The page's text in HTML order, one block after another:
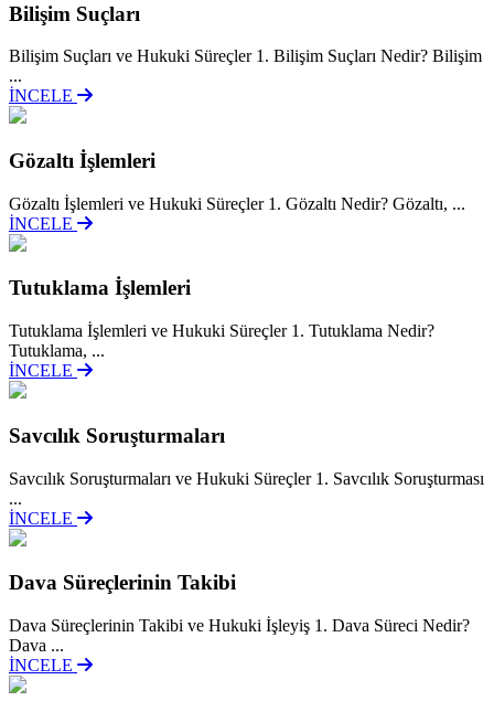
Bilişim Suçları
Bilişim Suçları ve Hukuki Süreçler 1. Bilişim Suçları Nedir? Bilişim
...
İNCELE
Gözaltı İşlemleri
Gözaltı İşlemleri ve Hukuki Süreçler 1. Gözaltı Nedir? Gözaltı, ...
İNCELE
Tutuklama İşlemleri
Tutuklama İşlemleri ve Hukuki Süreçler 1. Tutuklama Nedir?
Tutuklama, ...
İNCELE
Savcılık Soruşturmaları
Savcılık Soruşturmaları ve Hukuki Süreçler 1. Savcılık Soruşturması
...
İNCELE
Dava Süreçlerinin Takibi
Dava Süreçlerinin Takibi ve Hukuki İşleyiş 1. Dava Süreci Nedir?
Dava ...
İNCELE